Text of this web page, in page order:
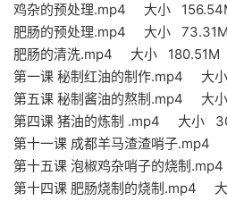
鸡杂的预处理.mp4 大小
肥肠的预处理.mp4 大小 73.31M
肥肠的清洗.mp4 大小 180.51M
第一课 秘制红油的制作.mp4 大
第五课 秘制酱油的熬制.mp4 大
第四课 猪油的炼制 .mp4 大小
第十一课 成都羊马渣渣哨子
第十五课 泡椒鸡杂哨子的烧制
第十四课 肥肠烧制的烧制.mp4